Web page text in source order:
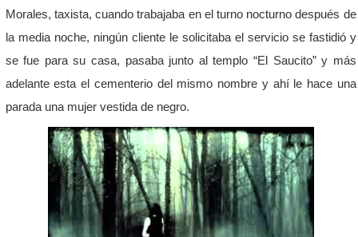
Morales, taxista, cuando trabajaba en el turno nocturno después de
la media noche, ningún cliente le solicitaba el servicio se fastidió y
se fue para su casa, pasaba junto al templo “El Saucito” y más
adelante esta el cementerio del mismo nombre y ahí le hace una
parada una mujer vestida de negro.